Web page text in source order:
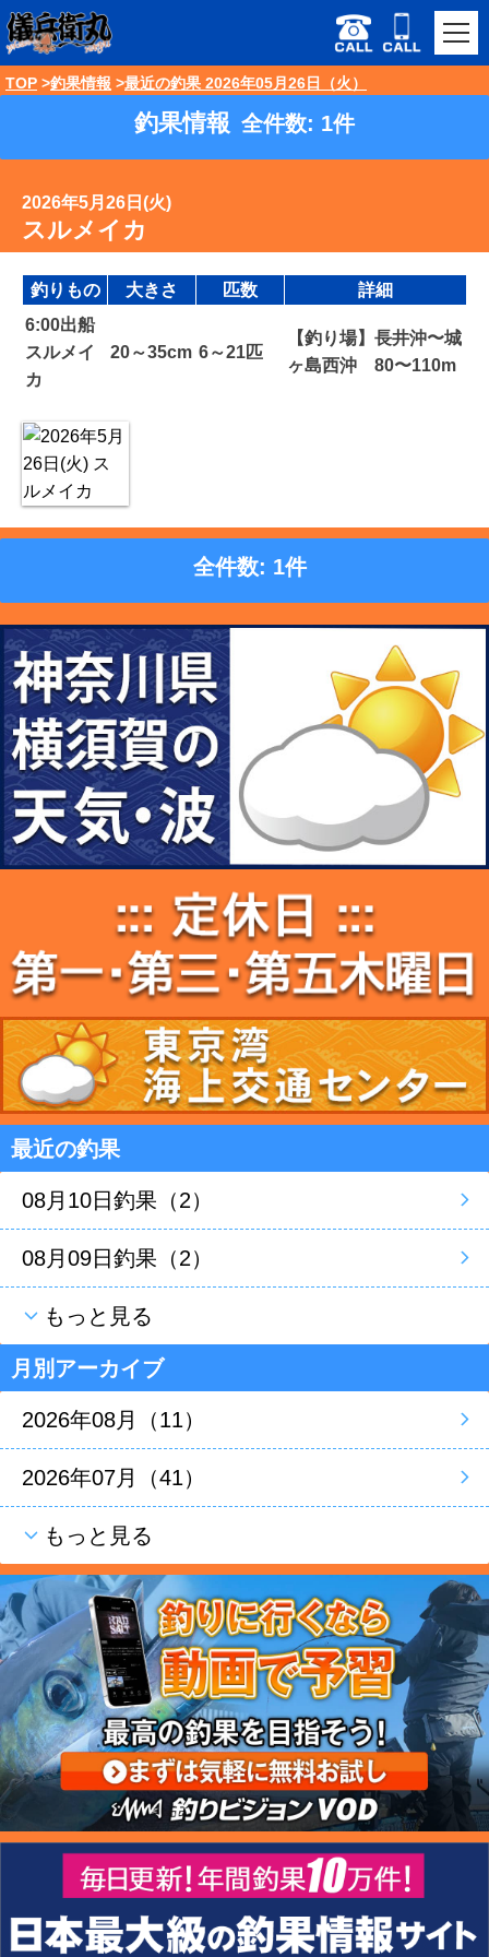
TOP 釣果情報 最近の釣果 2026年05月26日（火）
釣果情報 全件数: 1件
2026年5月26日(火)
スルメイカ
釣りもの 大きさ 匹数
詳細
6:00出船
スルメイ
カ
20～35cm 6～21匹
【釣り場】長井沖〜城
ヶ島西沖 80〜110m
全件数: 1件
最近の釣果
08月10日釣果（2）
08月09日釣果（2）
もっと見る
月別アーカイブ
2026年08月（11）
2026年07月（41）
もっと見る